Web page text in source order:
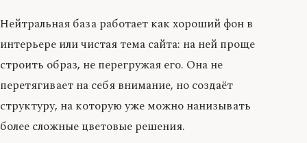
Нейтральная база работает как хороший фон в
интерьере или чистая тема сайта: на ней проще
строить образ, не перегружая его. Она не
перетягивает на себя внимание, но создаёт
структуру, на которую уже можно нанизывать
более сложные цветовые решения.